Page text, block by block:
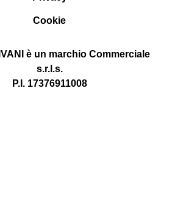
Cookie
è un marchio Commerciale
s.r.l.s.
P.I. 17376911008